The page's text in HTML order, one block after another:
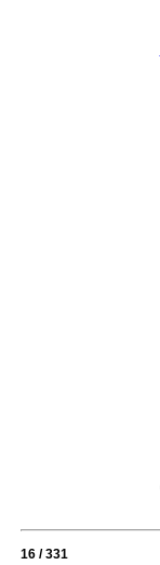
16 / 331